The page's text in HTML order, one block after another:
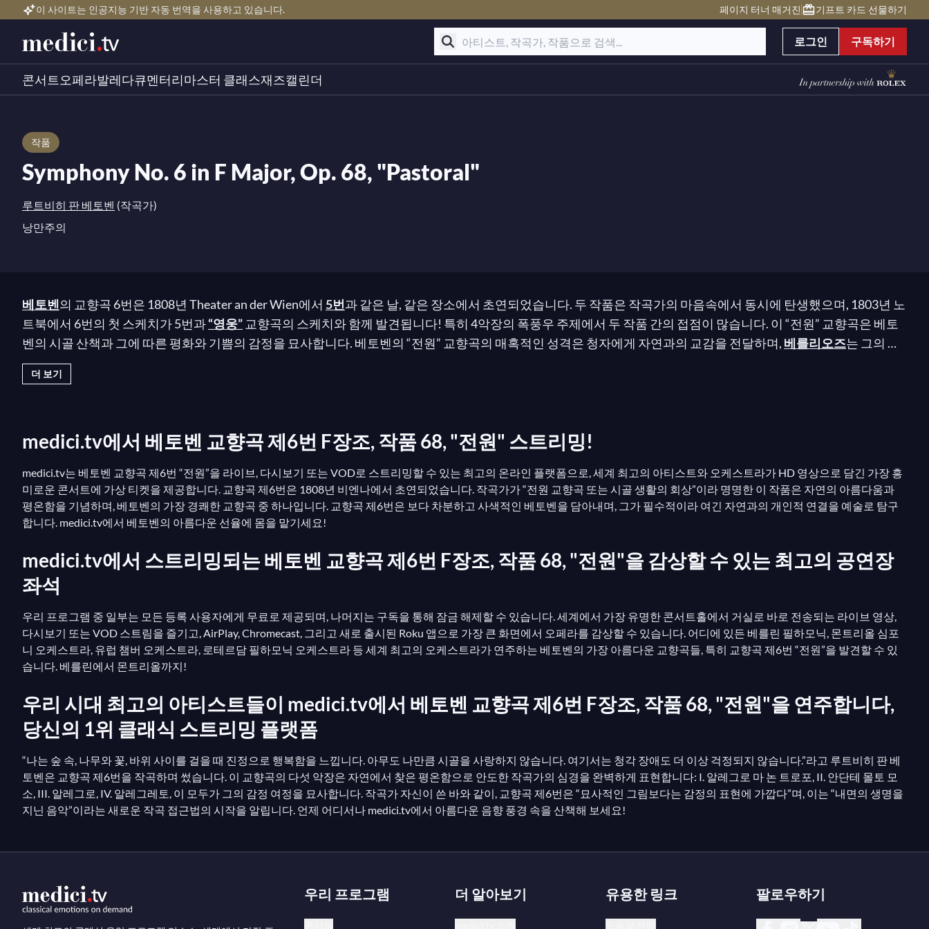
이 사이트는 인공지능 기반 자동 번역을 사용하고 있습니다. 페이지 터너 매거진 기프트 카드 선물하기
로그인 구독하기
콘서트 오페라발레다큐멘터리마스터 클래스재즈캘린더
작품
Symphony No. 6 in F Major, Op. 68, "Pastoral"
루트비히 판 베토벤 (작곡가)
낭만주의
베토벤의 교향곡 6번은 1808년 Theater an der Wien에서 5번과 같은 날, 같은 장소에서 초연되었습니다. 두 작품은 작곡가의 마음속에서 동시에 탄생했으며, 1803년 노
트북에서 6번의 첫 스케치가 5번과“영웅” 교향곡의 스케치와 함께 발견됩니다! 특히 4악장의 폭풍우 주제에서 두 작품 간의 접점이 많습니다. 이 “전원” 교향곡은 베토
벤의 시골 산책과 그에 따른 평화와 기쁨의 감정을 묘사합니다. 베토벤의 “전원” 교향곡의 매혹적인 성격은 청자에게 자연과의 교감을 전달하며, 베를리오즈는 그의 베
토벤 교향곡 비평 연구
의 반향에 매료되어, 동시에 작은 하얀 파도와 자갈 해안에 부딪히는 시냇물의 반짝임을 보고 듣고 있었을 것이다; 정말 매혹적이다!”
더 보기
medici.tv에서 베토벤 교향곡 제6번 F장조, 작품 68, "전원" 스트리밍!
medici.tv는 베토벤 교향곡 제6번 “전원”을 라이브, 다시보기 또는 VOD로 스트리밍할 수 있는 최고의 온라인 플랫폼으로, 세계 최고의 아티스트와 오케스트라가 HD 영상으로 담긴 가장 흥
미로운 콘서트에 가상 티켓을 제공합니다. 교향곡 제6번은 1808년 비엔나에서 초연되었습니다. 작곡가가 “전원 교향곡 또는 시골 생활의 회상”이라 명명한 이 작품은 자연의 아름다움과
평온함을 기념하며, 베토벤의 가장 경쾌한 교향곡 중 하나입니다. 교향곡 제6번은 보다 차분하고 사색적인 베토벤을 담아내며, 그가 필수적이라 여긴 자연과의 개인적 연결을 예술로 탐구
합니다. medici.tv에서 베토벤의 아름다운 선율에 몸을 맡기세요!
medici.tv에서 스트리밍되는 베토벤 교향곡 제6번 F장조, 작품 68, "전원"을 감상할 수 있는 최고의 공연장
좌석
우리 프로그램 중 일부는 모든 등록 사용자에게 무료로 제공되며, 나머지는 구독을 통해 잠금 해제할 수 있습니다. 세계에서 가장 유명한 콘서트홀에서 거실로 바로 전송되는 라이브 영상,
다시보기 또는 VOD 스트림을 즐기고, AirPlay, Chromecast, 그리고 새로 출시된 Roku 앱으로 가장 큰 화면에서 오페라를 감상할 수 있습니다. 어디에 있든 베를린 필하모닉, 몬트리올 심포
니 오케스트라, 유럽 챔버 오케스트라, 로테르담 필하모닉 오케스트라 등 세계 최고의 오케스트라가 연주하는 베토벤의 가장 아름다운 교향곡들, 특히 교향곡 제6번 “전원”을 발견할 수 있
습니다. 베를린에서 몬트리올까지!
우리 시대 최고의 아티스트들이 medici.tv에서 베토벤 교향곡 제6번 F장조, 작품 68, "전원"을 연주합니다,
당신의 1위 클래식 스트리밍 플랫폼
“나는 숲 속, 나무와 꽃, 바위 사이를 걸을 때 진정으로 행복함을 느낍니다. 아무도 나만큼 시골을 사랑하지 않습니다. 여기서는 청각 장애도 더 이상 걱정되지 않습니다.”라고 루트비히 판 베
토벤은 교향곡 제6번을 작곡하며 썼습니다. 이 교향곡의 다섯 악장은 자연에서 찾은 평온함으로 안도한 작곡가의 심경을 완벽하게 표현합니다: I. 알레그로 마 논 트로포, II. 안단테 몰토 모
소, III. 알레그로, IV. 알레그레토, 이 모두가 그의 감정 여정을 묘사합니다. 작곡가 자신이 쓴 바와 같이, 교향곡 제6번은 “묘사적인 그림보다는 감정의 표현에 가깝다”며, 이는 “내면의 생명을
지닌 음악”이라는 새로운 작곡 접근법의 시작을 알립니다. 언제 어디서나 medici.tv에서 아름다운 음향 풍경 속을 산책해 보세요!
우리 프로그램 더 알아보기 유용한 링크 팔로우하기